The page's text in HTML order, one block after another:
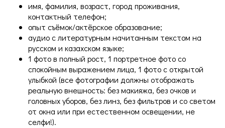
имя, фамилия, возраст, город проживания,
контактный телефон;
опыт съёмок/актёрское образование;
аудио с литературным начитанным текстом на
русском и казахском языке;
1 фото в полный рост, 1 портретное фото со
спокойным выражением лица, 1 фото с открытой
улыбкой (все фотографии должны отображать
реальную внешность: без макияжа, без очков и
головных уборов, без линз, без фильтров и со светом
от окна или при естественном освещении, не
селфи!).